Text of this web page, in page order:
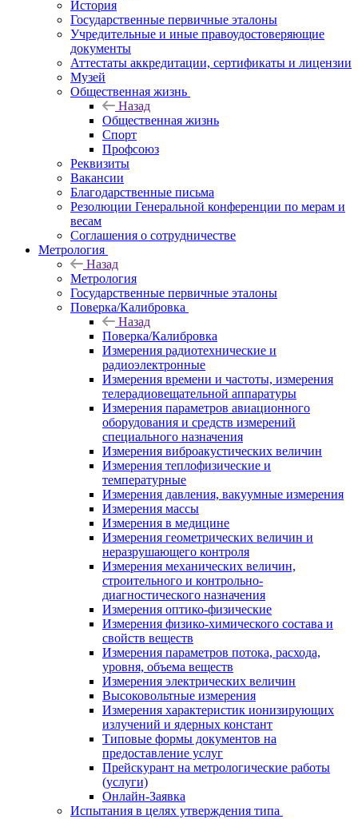
История
Государственные первичные эталоны
Учредительные и иные правоудостоверяющие
документы
Аттестаты аккредитации, сертификаты и лицензии
Музей
Общественная жизнь
Назад
Общественная жизнь
Спорт
Профсоюз
Реквизиты
Вакансии
Благодарственные письма
Резолюции Генеральной конференции по мерам и
весам
Соглашения о сотрудничестве
Метрология
Назад
Метрология
Государственные первичные эталоны
Поверка/Калибровка
Назад
Поверка/Калибровка
Измерения радиотехнические и
радиоэлектронные
Измерения времени и частоты, измерения
телерадиовещательной аппаратуры
Измерения параметров авиационного
оборудования и средств измерений
специального назначения
Измерения виброакустических величин
Измерения теплофизические и
температурные
Измерения давления, вакуумные измерения
Измерения массы
Измерения в медицине
Измерения геометрических величин и
неразрушающего контроля
Измерения механических величин,
строительного и контрольно-
диагностического назначения
Измерения оптико-физические
Измерения физико-химического состава и
свойств веществ
Измерения параметров потока, расхода,
уровня, объема веществ
Измерения электрических величин
Высоковольтные измерения
Измерения характеристик ионизирующих
излучений и ядерных констант
Типовые формы документов на
предоставление услуг
Прейскурант на метрологические работы
(услуги)
Онлайн-Заявка
Испытания в целях утверждения типа